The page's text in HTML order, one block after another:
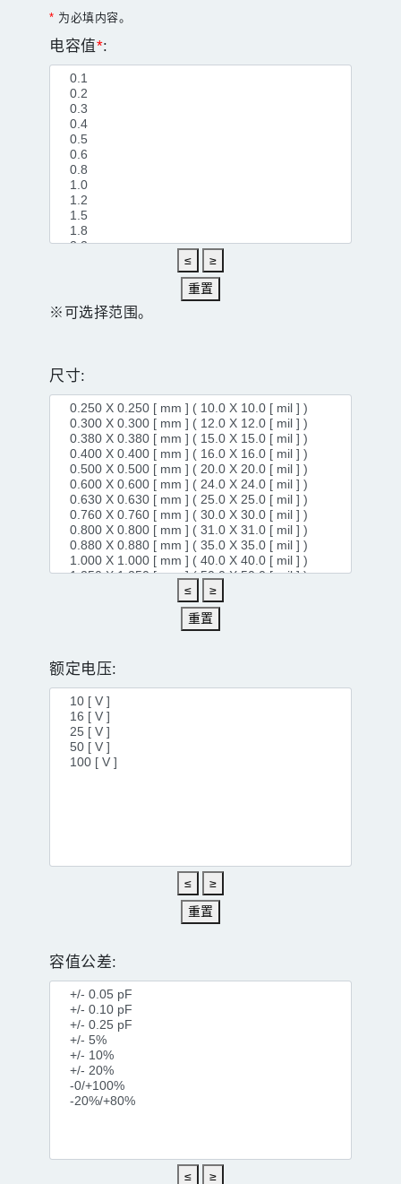
* 为必填内容。
电容值*:
≤
≥
重置
※可选择范围。
尺寸:
≤
≥
重置
额定电压:
≤
≥
重置
容值公差:
≤
≥